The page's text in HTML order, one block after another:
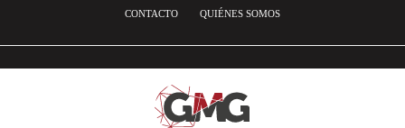
CONTACTO
QUIÉNES SOMOS